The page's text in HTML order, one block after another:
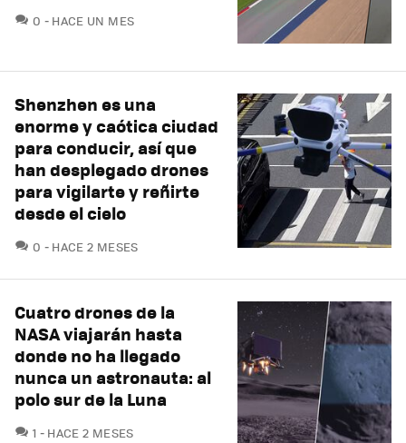
0 COMENTARIOS
HACE UN MES
Shenzhen es una
enorme y caótica ciudad
para conducir, así que
han desplegado drones
para vigilarte y reñirte
desde el cielo
0 COMENTARIOS
HACE 2 MESES
Cuatro drones de la
NASA viajarán hasta
donde no ha llegado
nunca un astronauta: al
polo sur de la Luna
1 COMENTARIOS
HACE 2 MESES